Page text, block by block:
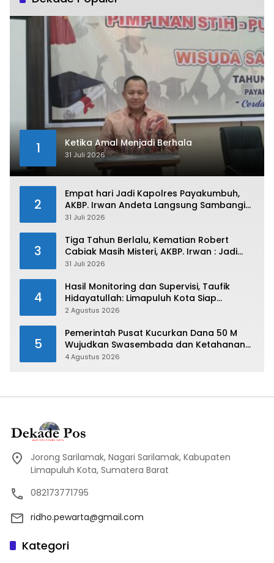
1 Ketika Amal Menjadi Berhala
31 Juli 2026
2
Empat hari Jadi Kapolres Payakumbuh,
AKBP. Irwan Andeta Langsung Sambangi
PWI Kota Payakumbuh
31 Juli 2026
3
Tiga Tahun Berlalu, Kematian Robert
Cabiak Masih Misteri, AKBP. Irwan : Jadi
Atensi Kita
31 Juli 2026
4
Hasil Monitoring dan Supervisi, Taufik
Hidayatullah: Limapuluh Kota Siap
Kirimkan Atlet Terbaiknya Pada Porprov
2 Agustus 2026
5
Pemerintah Pusat Kucurkan Dana 50 M
Wujudkan Swasembada dan Ketahanan
Pangan di Kabupaten 50 Kota
4 Agustus 2026
Jorong Sarilamak, Nagari Sarilamak, Kabupaten
Limapuluh Kota, Sumatera Barat
082173771795
ridho.pewarta@gmail.com
Kategori